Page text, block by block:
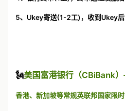
5、Ukey寄送(1-2工)，收到Ukey后
🗽美国富港银行（CBiBank
香港、新加坡等常规英联邦国家限